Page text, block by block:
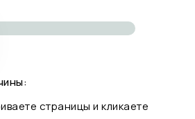
страницы и кликаете